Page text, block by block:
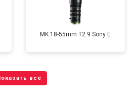
MK 18-55mm T2.9 Sony E